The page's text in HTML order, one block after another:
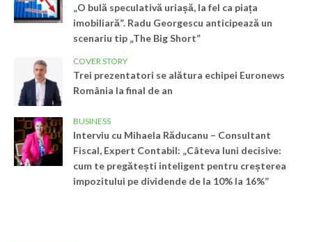
„O bulă speculativă uriașă, la fel ca piața
imobiliară”. Radu Georgescu anticipează un
scenariu tip „The Big Short”
COVER STORY
Trei prezentatori se alătura echipei Euronews
România la final de an
BUSINESS
Interviu cu Mihaela Răducanu – Consultant
Fiscal, Expert Contabil: „Câteva luni decisive:
cum te pregătești inteligent pentru creșterea
impozitului pe dividende de la 10% la 16%”